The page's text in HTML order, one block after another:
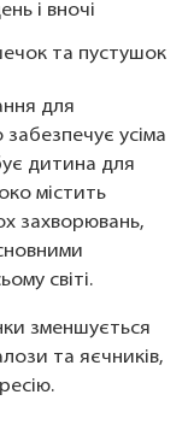
і вночі
та пустушок
для
усіма
дитина для
містить
захворювань,
світі.
зменшується
та яєчників,